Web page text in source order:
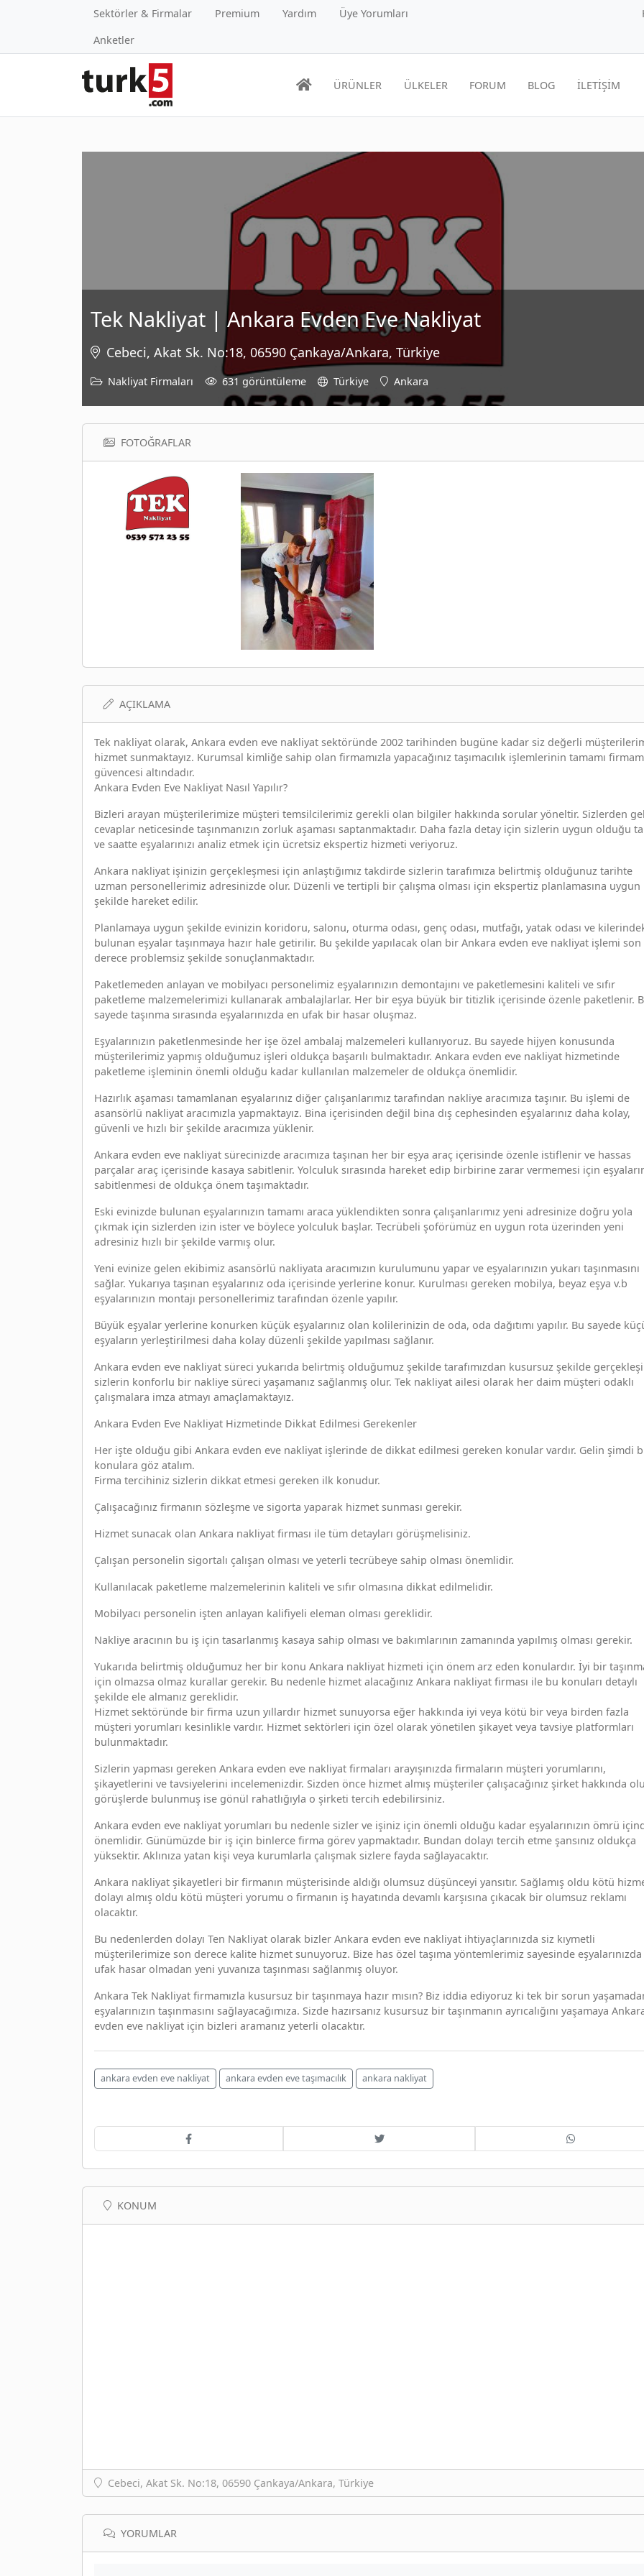
Sektörler & Firmalar Premium Yardım
Üye Yorumları
Anketler
ÜRÜNLER ÜLKELER FORUM BLOG İLETİŞİM
Tek Nakliyat | Ankara Evden Eve Nakliyat
Cebeci, Akat Sk. No:18, 06590 Çankaya/Ankara, Türkiye
Nakliyat Firmaları 631 görüntüleme Türkiye Ankara
FOTOĞRAFLAR
AÇIKLAMA
Tek nakliyat olarak, Ankara evden eve nakliyat sektöründe 2002 tarihinden bugüne kadar siz değerli
hizmet sunmaktayız. Kurumsal kimliğe sahip olan firmamızla yapacağınız taşımacılık işlemlerinin tamamı
güvencesi altındadır.
Ankara Evden Eve Nakliyat Nasıl Yapılır?
Bizleri arayan müşterilerimize müşteri temsilcilerimiz gerekli olan bilgiler hakkında sorular yöneltir. Sizlerden
cevaplar neticesinde taşınmanızın zorluk aşaması saptanmaktadır. Daha fazla detay için sizlerin uygun olduğu
ve saatte eşyalarınızı analiz etmek için ücretsiz ekspertiz hizmeti veriyoruz.
Ankara nakliyat işinizin gerçekleşmesi için anlaştığımız takdirde sizlerin tarafımıza belirtmiş olduğunuz tarihte
uzman personellerimiz adresinizde olur. Düzenli ve tertipli bir çalışma olması için ekspertiz planlamasına uygun
şekilde hareket edilir.
Planlamaya uygun şekilde evinizin koridoru, salonu, oturma odası, genç odası, mutfağı, yatak odası ve
bulunan eşyalar taşınmaya hazır hale getirilir. Bu şekilde yapılacak olan bir Ankara evden eve nakliyat işlemi son
derece problemsiz şekilde sonuçlanmaktadır.
Paketlemeden anlayan ve mobilyacı personelimiz eşyalarınızın demontajını ve paketlemesini kaliteli ve sıfır
paketleme malzemelerimizi kullanarak ambalajlarlar. Her bir eşya büyük bir titizlik içerisinde özenle paketlenir.
sayede taşınma sırasında eşyalarınızda en ufak bir hasar oluşmaz.
Eşyalarınızın paketlenmesinde her işe özel ambalaj malzemeleri kullanıyoruz. Bu sayede hijyen konusunda
müşterilerimiz yapmış olduğumuz işleri oldukça başarılı bulmaktadır. Ankara evden eve nakliyat hizmetinde
paketleme işleminin önemli olduğu kadar kullanılan malzemeler de oldukça önemlidir.
Hazırlık aşaması tamamlanan eşyalarınız diğer çalışanlarımız tarafından nakliye aracımıza taşınır. Bu işlemi de
asansörlü nakliyat aracımızla yapmaktayız. Bina içerisinden değil bina dış cephesinden eşyalarınız daha kolay,
güvenli ve hızlı bir şekilde aracımıza yüklenir.
Ankara evden eve nakliyat sürecinizde aracımıza taşınan her bir eşya araç içerisinde özenle istiflenir ve hassas
parçalar araç içerisinde kasaya sabitlenir. Yolculuk sırasında hareket edip birbirine zarar vermemesi için
sabitlenmesi de oldukça önem taşımaktadır.
Eski evinizde bulunan eşyalarınızın tamamı araca yüklendikten sonra çalışanlarımız yeni adresinize doğru yola
çıkmak için sizlerden izin ister ve böylece yolculuk başlar. Tecrübeli şoförümüz en uygun rota üzerinden yeni
adresiniz hızlı bir şekilde varmış olur.
Yeni evinize gelen ekibimiz asansörlü nakliyata aracımızın kurulumunu yapar ve eşyalarınızın yukarı taşınmasını
sağlar. Yukarıya taşınan eşyalarınız oda içerisinde yerlerine konur. Kurulması gereken mobilya, beyaz eşya v.b
eşyalarınızın montajı personellerimiz tarafından özenle yapılır.
Büyük eşyalar yerlerine konurken küçük eşyalarınız olan kolilerinizin de oda, oda dağıtımı yapılır. Bu sayede
eşyaların yerleştirilmesi daha kolay düzenli şekilde yapılması sağlanır.
Ankara evden eve nakliyat süreci yukarıda belirtmiş olduğumuz şekilde tarafımızdan kusursuz şekilde
sizlerin konforlu bir nakliye süreci yaşamanız sağlanmış olur. Tek nakliyat ailesi olarak her daim müşteri odaklı
çalışmalara imza atmayı amaçlamaktayız.
Ankara Evden Eve Nakliyat Hizmetinde Dikkat Edilmesi Gerekenler
Her işte olduğu gibi Ankara evden eve nakliyat işlerinde de dikkat edilmesi gereken konular vardır. Gelin şimdi
konulara göz atalım.
Firma tercihiniz sizlerin dikkat etmesi gereken ilk konudur.
Çalışacağınız firmanın sözleşme ve sigorta yaparak hizmet sunması gerekir.
Hizmet sunacak olan Ankara nakliyat firması ile tüm detayları görüşmelisiniz.
Çalışan personelin sigortalı çalışan olması ve yeterli tecrübeye sahip olması önemlidir.
Kullanılacak paketleme malzemelerinin kaliteli ve sıfır olmasına dikkat edilmelidir.
Mobilyacı personelin işten anlayan kalifiyeli eleman olması gereklidir.
Nakliye aracının bu iş için tasarlanmış kasaya sahip olması ve bakımlarının zamanında yapılmış olması gerekir.
Yukarıda belirtmiş olduğumuz her bir konu Ankara nakliyat hizmeti için önem arz eden konulardır. İyi bir
için olmazsa olmaz kurallar gerekir. Bu nedenle hizmet alacağınız Ankara nakliyat firması ile bu konuları detaylı
şekilde ele almanız gereklidir.
Hizmet sektöründe bir firma uzun yıllardır hizmet sunuyorsa eğer hakkında iyi veya kötü bir veya birden fazla
müşteri yorumları kesinlikle vardır. Hizmet sektörleri için özel olarak yönetilen şikayet veya tavsiye platformları
bulunmaktadır.
Sizlerin yapması gereken Ankara evden eve nakliyat firmaları arayışınızda firmaların müşteri yorumlarını,
şikayetlerini ve tavsiyelerini incelemenizdir. Sizden önce hizmet almış müşteriler çalışacağınız şirket hakkında
görüşlerde bulunmuş ise gönül rahatlığıyla o şirketi tercih edebilirsiniz.
Ankara evden eve nakliyat yorumları bu nedenle sizler ve işiniz için önemli olduğu kadar eşyalarınızın ömrü
önemlidir. Günümüzde bir iş için binlerce firma görev yapmaktadır. Bundan dolayı tercih etme şansınız oldukça
yüksektir. Aklınıza yatan kişi veya kurumlarla çalışmak sizlere fayda sağlayacaktır.
Ankara nakliyat şikayetleri bir firmanın müşterisinde aldığı olumsuz düşünceyi yansıtır. Sağlamış oldu kötü
dolayı almış oldu kötü müşteri yorumu o firmanın iş hayatında devamlı karşısına çıkacak bir olumsuz reklamı
olacaktır.
Bu nedenlerden dolayı Ten Nakliyat olarak bizler Ankara evden eve nakliyat ihtiyaçlarınızda siz kıymetli
müşterilerimize son derece kalite hizmet sunuyoruz. Bize has özel taşıma yöntemlerimiz sayesinde eşyalarınızda
ufak hasar olmadan yeni yuvanıza taşınması sağlanmış oluyor.
Ankara Tek Nakliyat firmamızla kusursuz bir taşınmaya hazır mısın? Biz iddia ediyoruz ki tek bir sorun
eşyalarınızın taşınmasını sağlayacağımıza. Sizde hazırsanız kusursuz bir taşınmanın ayrıcalığını yaşamaya
evden eve nakliyat için bizleri aramanız yeterli olacaktır.
ankara evden eve nakliyat ankara evden eve taşımacılık ankara nakliyat
KONUM
Cebeci, Akat Sk. No:18, 06590 Çankaya/Ankara, Türkiye
YORUMLAR